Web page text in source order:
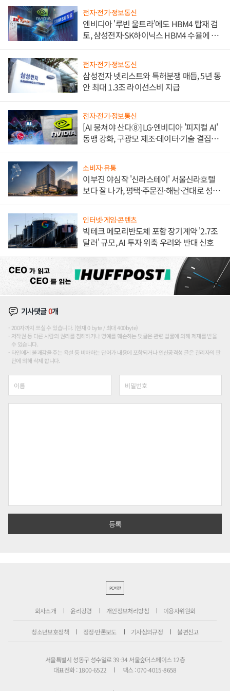
전자·전기·정보통신
엔비디아 '루빈 울트라'에도 HBM4 탑재 검
토, 삼성전자·SK하이닉스 HBM4 수율에 주
전자·전기·정보통신
삼성전자 넷리스트와 특허분쟁 매듭, 5년 동
안 최대 1.3조 라이선스비 지급
전자·전기·정보통신
[AI 뭉쳐야 산다⑧] LG·엔비디아 '피지컬 AI'
동맹 강화, 구광모 제조·데이터·기술 결집
소비자·유통
이부진 야심작 '신라스테이' 서울신라호텔
보다 잘 나가, 평택·주문진·해남·건대로 성
인터넷·게임·콘텐츠
빅테크 메모리반도체 포함 장기계약 '2.7조
달러' 규모, AI 투자 위축 우려와 반대 신호
기사댓글0개
200자까지 쓰실 수 있습니다. (현재 0 byte / 최대 400byte)
저작권 등 다른 사람의 권리를 침해하거나 명예를 훼손하는 댓글은 관련 법률에 의해 제재를 받을
수 있습니다.
타인에게 불쾌감을 주는 욕설 등 비하하는 단어가 내용에 포함되거나 인신공격성 글은 관리자의 판
단에 의해 삭제 합니다.
PC버전
회사소개 윤리강령 개인정보처리방침 이용자위원회
청소년보호정책 정정·반론보도 기사심의규정 불편신고
서울특별시 성동구 성수일로 39-34 서울숲더스페이스 12층
대표전화 : 1800-6522
팩스 : 070-4015-8658